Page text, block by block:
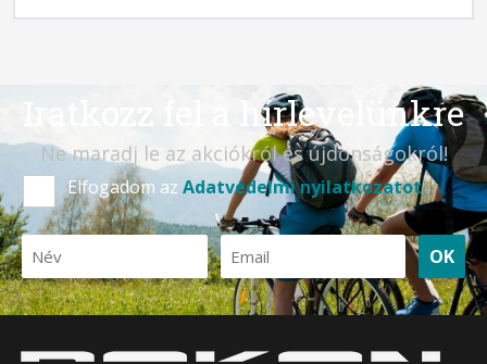
Iratkozz fel a hírlevelünkre
Ne maradj le az akciókról és újdonságokról!
Elfogadom az Adatvédelmi nyilatkozatot
OK